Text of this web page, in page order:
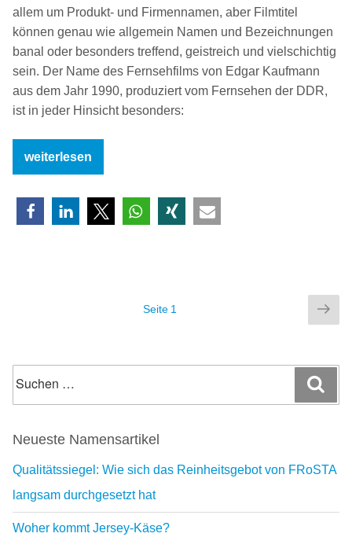
allem um Produkt- und Firmennamen, aber Filmtitel
können genau wie allgemein Namen und Bezeichnungen
banal oder besonders treffend, geistreich und vielschichtig
sein. Der Name des Fernsehfilms von Edgar Kaufmann
aus dem Jahr 1990, produziert vom Fernsehen der DDR,
ist in jeder Hinsicht besonders:
„Besondere
Filmtitel:
Heimsuchung“
weiterlesen
Seite 1
Neueste Namensartikel
Qualitätssiegel: Wie sich das Reinheitsgebot von FRoSTA
langsam durchgesetzt hat
Woher kommt Jersey-Käse?